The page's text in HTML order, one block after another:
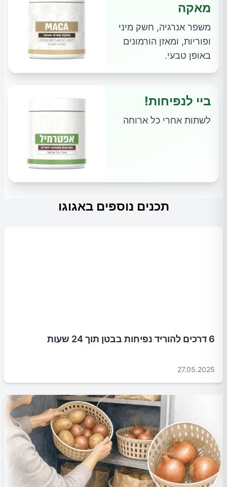
מאקה
משפר אנרגיה, חשק מיני
ופוריות, ומאזן הורמונים
באופן טבעי.
ביי לנפיחות!
לשתות אחרי כל ארוחה
תכנים נוספים באגוגו
6 דרכים להוריד נפיחות בבטן תוך 24 שעות
27.05.2025